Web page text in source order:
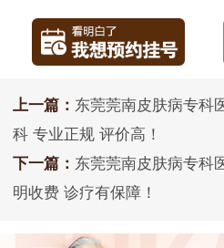
上一篇： 东莞莞南皮肤病专科
科 专业正规 评价高！
下一篇： 东莞莞南皮肤病专科
明收费 诊疗有保障！